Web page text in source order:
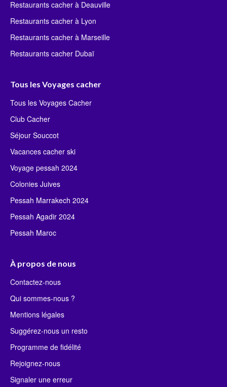
Restaurants cacher à Deauville
Restaurants cacher à Lyon
Restaurants cacher à Marseille
Restaurants cacher Dubaï
Tous les Voyages cacher
Tous les Voyages Cacher
Club Cacher
Séjour Souccot
Vacances cacher ski
Voyage pessah 2024
Colonies Juives
Pessah Marrakech 2024
Pessah Agadir 2024
Pessah Maroc
À propos de nous
Contactez-nous
Qui sommes-nous ?
Mentions légales
Suggérez-nous un resto
Programme de fidélité
Rejoignez-nous
Signaler une erreur